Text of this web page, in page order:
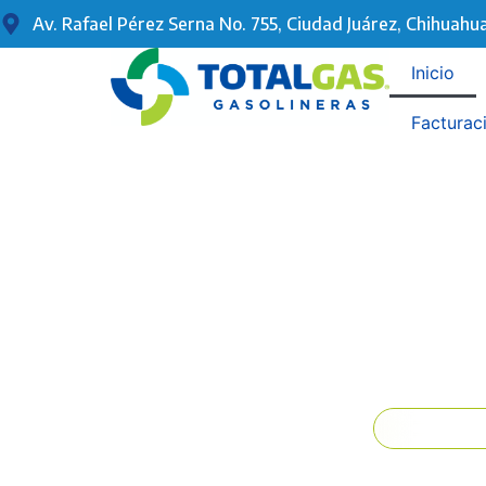
Av. Rafael Pérez Serna No. 755, Ciudad Juárez,
Inicio